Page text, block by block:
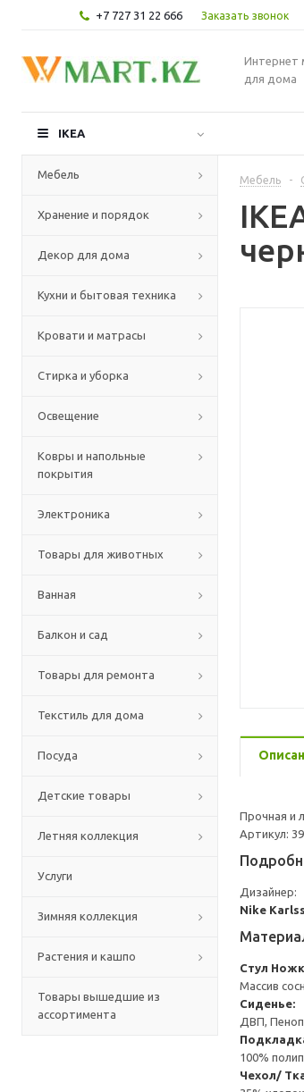
+7 727 31 22 666 Заказать звонок
Интернет
для дома
IKEA
Мебель
Хранение и порядок
Декор для дома
Кухни и бытовая техника
Кровати и матрасы
Стирка и уборка
Освещение
Ковры и напольные
покрытия
Электроника
Товары для животных
Ванная
Балкон и сад
Товары для ремонта
Текстиль для дома
Посуда
Детские товары
Летняя коллекция
Услуги
Зимняя коллекция
Растения и кашпо
Товары вышедшие из
ассортимента
Мебель -
Прочная и
Артикул:
Дизайнер:
Nike
Стул
Массив
Сиденье:
ДВП,
100%
Чехол/